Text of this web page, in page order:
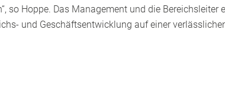
so Hoppe. Das Management und die
und Geschäftsentwicklung auf einer